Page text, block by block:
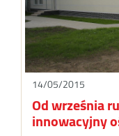
14/05/2015
Od września
innowacyjny